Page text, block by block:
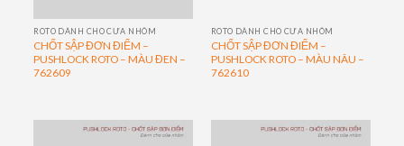
ROTO DÀNH CHO CỬA NHÔM
CHỐT SẬP ĐƠN ĐIỂM –
PUSHLOCK ROTO – MÀU ĐEN –
762609
ROTO DÀNH CHO CỬA NHÔM
CHỐT SẬP ĐƠN ĐIỂM –
PUSHLOCK ROTO – MÀU NÂU –
762610